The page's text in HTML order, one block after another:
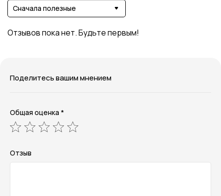
Сначала полезные
Отзывов пока нет. Будьте первым!
Поделитесь вашим мнением
Общая оценка *
Отзыв